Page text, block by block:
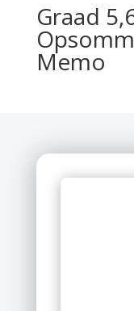
Graad
Memo